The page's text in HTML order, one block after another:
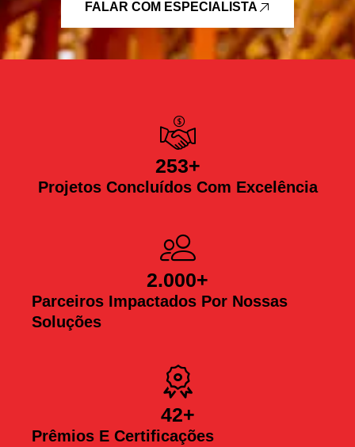
FALAR COM ESPECIALISTA
Projetos Concluídos Com Excelência
253+
Parceiros Impactados Por Nossas
Soluções
2.000+
Prêmios E Certificações
42+